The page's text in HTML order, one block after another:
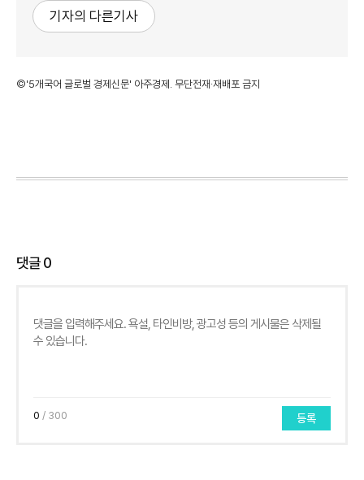
기자의 다른기사
©'5개국어 글로벌 경제신문' 아주경제. 무단전재·재배포 금지
댓글0
0 / 300 등록